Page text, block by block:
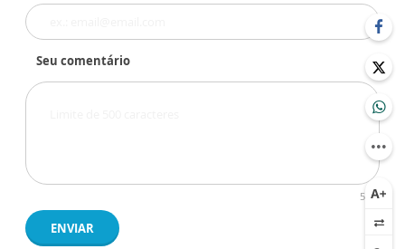
Seu comentário
500
ENVIAR